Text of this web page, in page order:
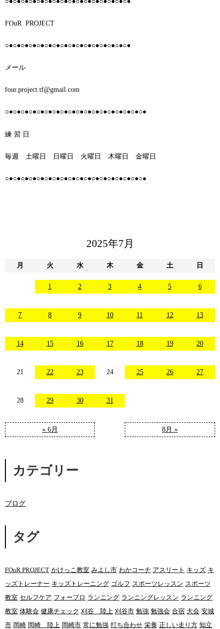
FOuR PROJECT
○●○●○●○●○●○●○●○●○●○●○●○●○●○●○●○●
メール
four.project.tf@gmail.com
○●○●○●○●○●○●○●○●○●○●○●○●○●○●○●○●○●○●
練 習 日
毎週 土曜日 日曜日 火曜日 木曜日 金曜日
○●○●○●○●○●○●○●○●○●○●○●○●○●○●○●○●○●○●
2025年7月
月 火 水 木 金 土 日
« 6月 8月 »
1 2 3 4 5 6
7 8 9 10 11 12 13
14 15 16 17 18 19 20
21 22 23 24 25 26 27
28 29 30 31
カテゴリー
ブログ
タグ
FOuR PROJECT かけっこ教室 みよし市 わかコーチ アスリート キッズ キ
ッズトレーナー キッズトレーニング ゴルフ スポーツレッスン スポーツ
教室 セルフケア フォープロ ランニング ランニングレッスン ランニング
教室 体験会 健康チェック 刈谷 陸上 刈谷市 勉強 勉強会 合宿 大会 安城
市 岡崎 岡崎 陸上 岡崎市 常に勉強 打ち合わせ 栄養 正しい走り方 知立